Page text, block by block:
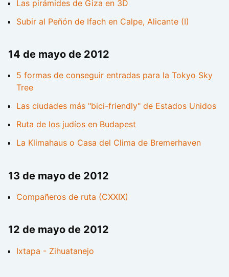
Las pirámides de Giza en 3D
Subir al Peñón de Ifach en Calpe, Alicante (I)
14 de mayo de 2012
5 formas de conseguir entradas para la Tokyo Sky
Tree
Las ciudades más "bici-friendly" de Estados Unidos
Ruta de los judíos en Budapest
La Klimahaus o Casa del Clima de Bremerhaven
13 de mayo de 2012
Compañeros de ruta (CXXIX)
12 de mayo de 2012
Ixtapa - Zihuatanejo